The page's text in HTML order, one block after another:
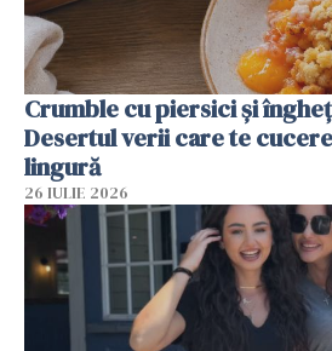
Crumble cu piersici și
Desertul verii care te
lingură
26 IULIE 2026